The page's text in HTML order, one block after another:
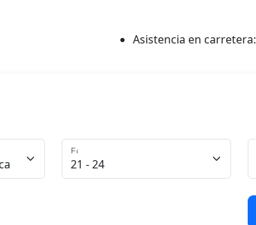
Asistencia en carretera:
Edad del Conductor